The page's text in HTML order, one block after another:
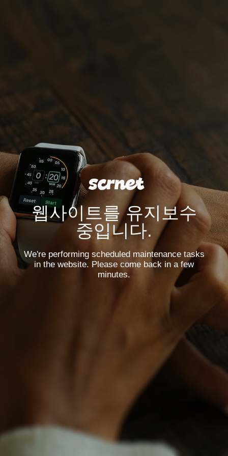
웹사이트를 유지보수
중입니다.
We're performing scheduled maintenance tasks
in the website. Please come back in a few
minutes.